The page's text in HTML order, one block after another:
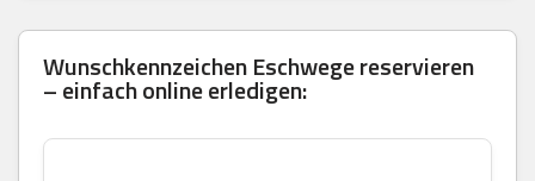
Wunschkennzeichen Eschwege reservieren
– einfach online erledigen: